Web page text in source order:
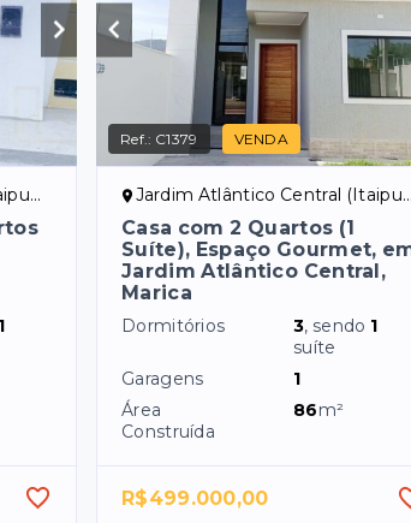
RJ
1
Ref.: C1379 VENDA
Jardim Atlântico Central (Itaipuaçu) - Maricá/RJ
Casa com 2 Quartos (1
Suíte), Espaço Gourmet,
Jardim Atlântico Central,
Marica
Dormitórios 3, sendo 1
suíte
Garagens
1
Área
Construída
86m²
R$499.000,00